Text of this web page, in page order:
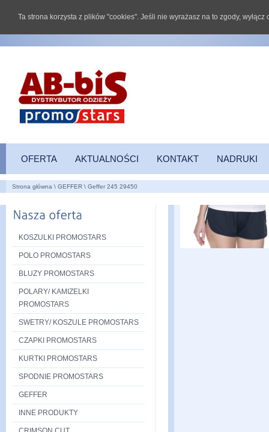
OFERTA AKTUALNOŚCI KONTAKT NADRUKI
Strona główna \ GEFFER \ Geffer 245 29450
KOSZULKI PROMOSTARS
POLO PROMOSTARS
BLUZY PROMOSTARS
POLARY/ KAMIZELKI
PROMOSTARS
SWETRY/ KOSZULE PROMOSTARS
CZAPKI PROMOSTARS
KURTKI PROMOSTARS
SPODNIE PROMOSTARS
GEFFER
INNE PRODUKTY
Ta strona korzysta z plików "cookies". Jeśli nie wyrażasz na to zgody,